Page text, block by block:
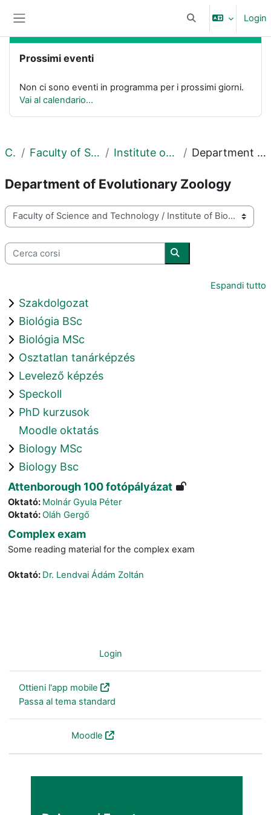
Attiva/disattivaLogin
Blocchi
Salta Prossimi eventi
Prossimi eventi
Non ci sono eventi in programma per i prossimi giorni.
Vai al calendario...
Corsi Faculty of Science and Technology Institute of Biology and Ecology Department of Evolutionary Zoology
Department of Evolutionary Zoology
Categorie di corso
Cerca corsi
Cerca corsi
Espandi tutto
Szakdolgozat
Biológia BSc
Biológia MSc
Osztatlan tanárképzés
Levelező képzés
Speckoll
PhD kurzusok
Moodle oktatás
Biology MSc
Biology Bsc
Attenborough 100 fotópályázat
Oktató: Molnár Gyula Péter
Oktató:Oláh Gergő
Complex exam
Some reading material for the complex exam
Oktató: Dr. Lendvai Ádám Zoltán
Login
Ottieni l'app mobile
Passa al tema standard
Moodle